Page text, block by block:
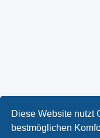
Diese Website nutzt
bestmöglichen